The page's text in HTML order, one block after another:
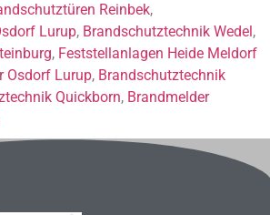
Reinbek,
Lurup, Brandschutztechnik Wedel,
, Feststellanlagen Heide Meldorf
Osdorf Lurup, Brandschutztechnik
Quickborn, Brandmelder